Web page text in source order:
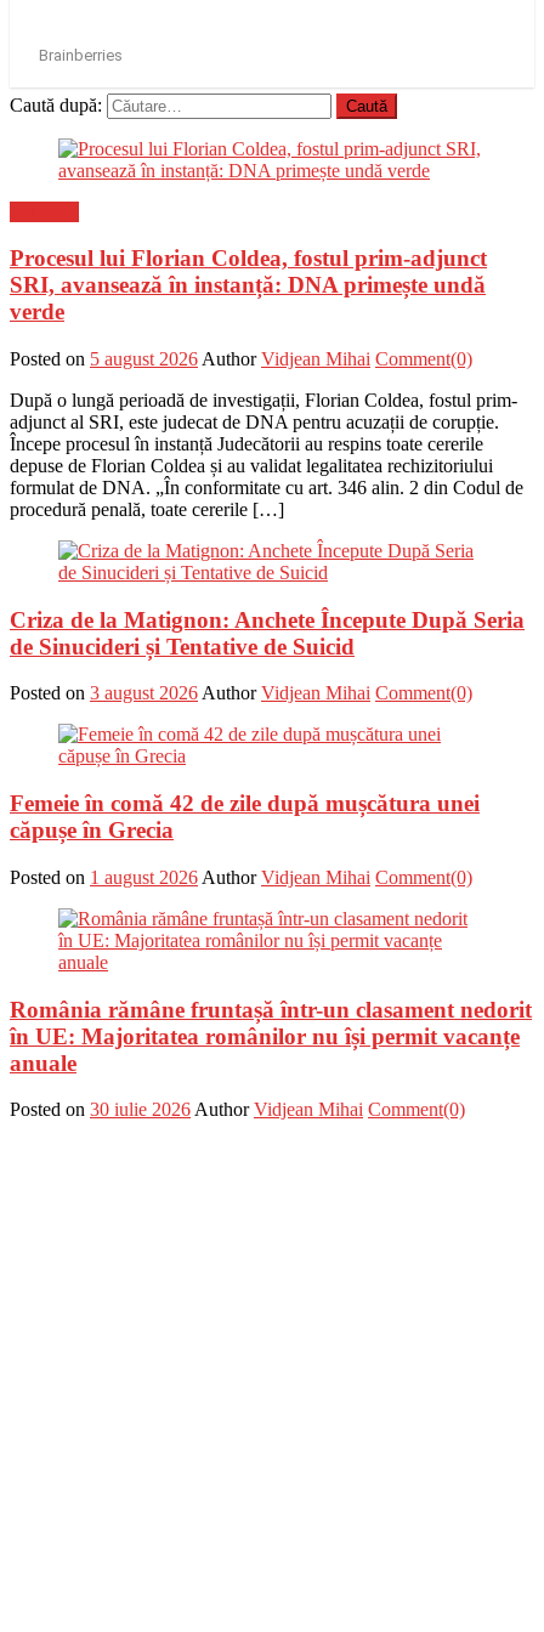
Caută după:
Procesul lui Florian Coldea, fostul prim-adjunct
SRI, avansează în instanță: DNA primește undă
verde
Posted on 5 august 2026 Author Vidjean Mihai Comment(0)
După o lungă perioadă de investigații, Florian Coldea, fostul prim-
adjunct al SRI, este judecat de DNA pentru acuzații de corupție.
Începe procesul în instanță Judecătorii au respins toate cererile
depuse de Florian Coldea și au validat legalitatea rechizitoriului
formulat de DNA. „În conformitate cu art. 346 alin. 2 din Codul de
procedură penală, toate cererile […]
Criza de la Matignon: Anchete Începute După Seria
de Sinucideri și Tentative de Suicid
Posted on 3 august 2026Author Vidjean Mihai Comment(0)
Femeie în comă 42 de zile după mușcătura unei
căpușe în Grecia
Posted on 1 august 2026 Author Vidjean Mihai Comment(0)
România rămâne fruntașă într-un clasament nedorit
în UE: Majoritatea românilor nu își permit vacanțe
anuale
Posted on 30 iulie 2026 Author Vidjean Mihai Comment(0)